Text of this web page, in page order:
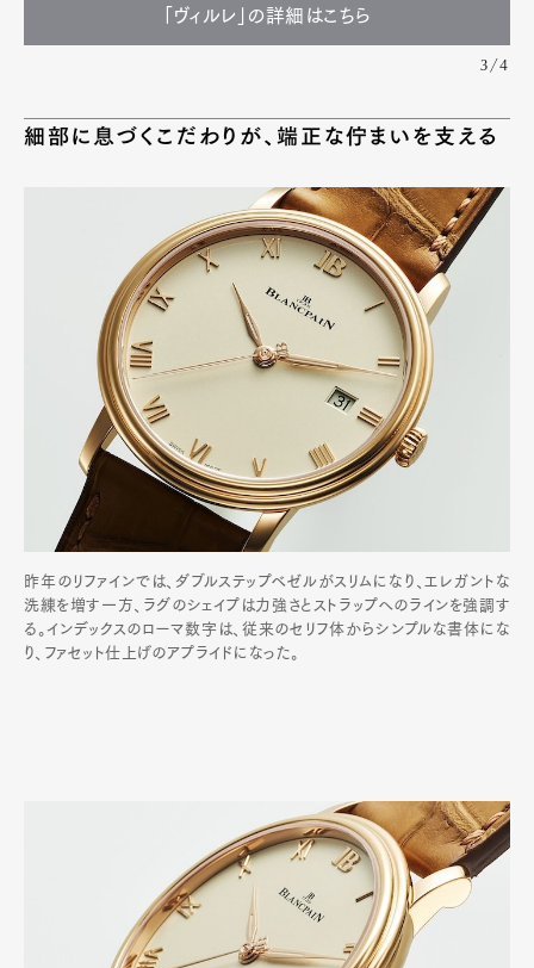
「ヴィルレ」の詳細はこちら
3/4
細部に息づくこだわりが、端正な佇まいを支える
昨年のリファインでは、ダブルステップベゼルがスリムになり、エレガントな
洗練を増す一方、ラグのシェイプは力強さとストラップへのラインを強調す
る。インデックスのローマ数字は、従来のセリフ体からシンプルな書体にな
り、ファセット仕上げのアプライドになった。